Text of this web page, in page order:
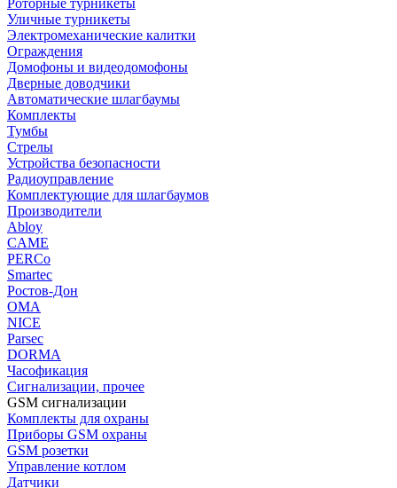
Роторные турникеты
Уличные турникеты
Электромеханические калитки
Ограждения
Домофоны и видеодомофоны
Дверные доводчики
Автоматические шлагбаумы
Комплекты
Тумбы
Стрелы
Устройства безопасности
Радиоуправление
Комплектующие для шлагбаумов
Производители
Abloy
CAME
PERCo
Smartec
Ростов-Дон
ОМА
NICE
Parsec
DORMA
Часофикация
Сигнализации, прочее
GSM сигнализации
Комплекты для охраны
Приборы GSM охраны
GSM розетки
Управление котлом
Датчики